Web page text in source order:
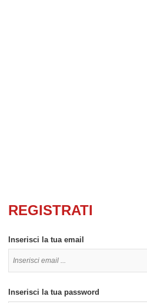
REGISTRATI
Inserisci la tua email
Inserisci la tua password